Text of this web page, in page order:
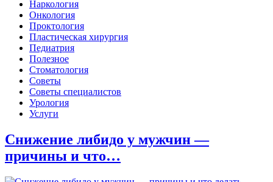
Наркология
Онкология
Проктология
Пластическая хирургия
Педиатрия
Полезное
Стоматология
Советы
Советы специалистов
Урология
Услуги
Снижение либидо у мужчин —
причины и что…